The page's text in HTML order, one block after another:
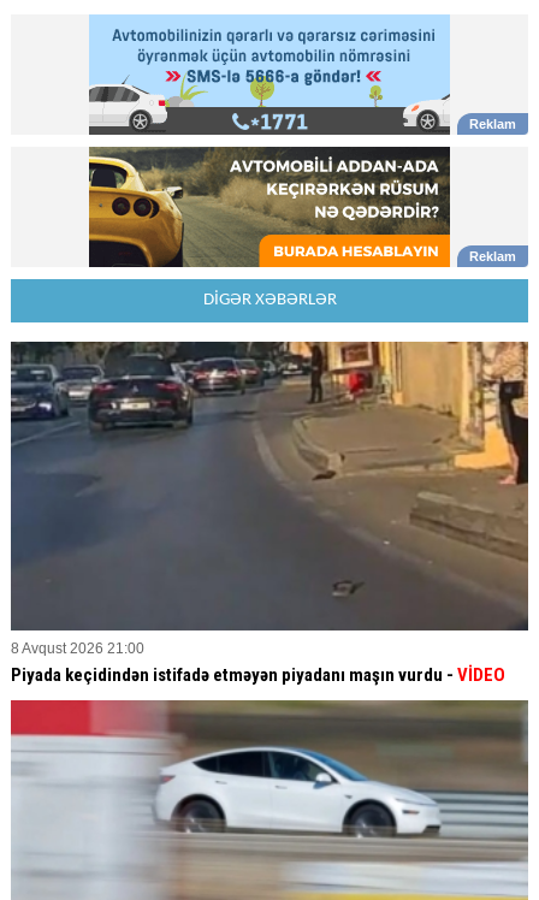
DİGƏR XƏBƏRLƏR
8 Avqust 2026 21:00
Piyada keçidindən istifadə etməyən piyadanı maşın vurdu - VİDEO